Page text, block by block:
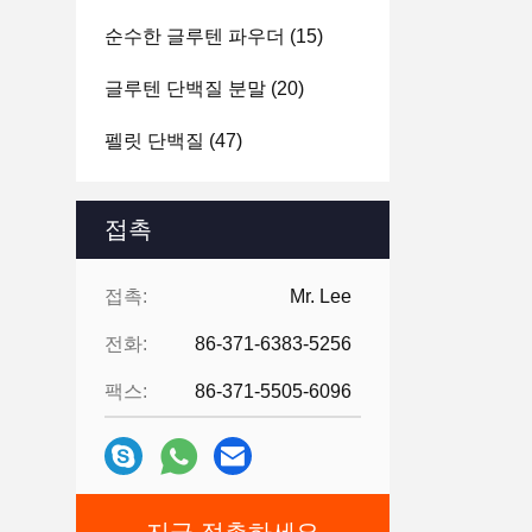
순수한 글루텐 파우더 (15)
글루텐 단백질 분말 (20)
펠릿 단백질 (47)
접촉
접촉: Mr. Lee
전화: 86-371-6383-5256
팩스: 86-371-5505-6096